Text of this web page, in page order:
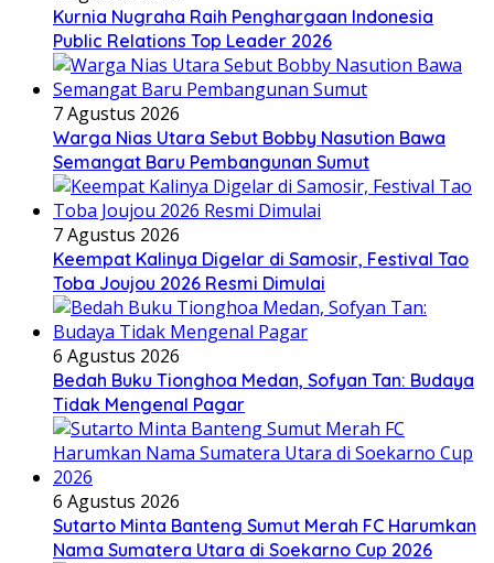
Kurnia Nugraha Raih Penghargaan Indonesia
Public Relations Top Leader 2026
7 Agustus 2026
Warga Nias Utara Sebut Bobby Nasution Bawa
Semangat Baru Pembangunan Sumut
7 Agustus 2026
Keempat Kalinya Digelar di Samosir, Festival Tao
Toba Joujou 2026 Resmi Dimulai
6 Agustus 2026
Bedah Buku Tionghoa Medan, Sofyan Tan: Budaya
Tidak Mengenal Pagar
6 Agustus 2026
Sutarto Minta Banteng Sumut Merah FC Harumkan
Nama Sumatera Utara di Soekarno Cup 2026